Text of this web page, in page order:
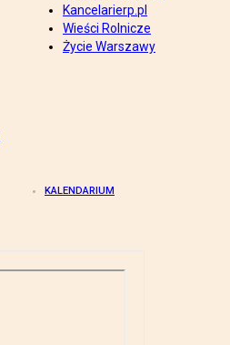
Kancelarierp.pl
Wieści Rolnicze
Życie Warszawy
KALENDARIUM